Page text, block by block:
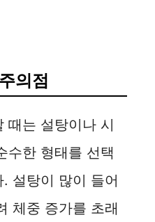
의점
때는 설탕이나 시
수한 형태를 선택
설탕이 많이 들어
체중 증가를 초래